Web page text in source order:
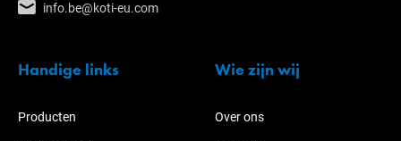
info.be@koti-eu.com
Handige links
Producten
Wie zijn wij
Over ons